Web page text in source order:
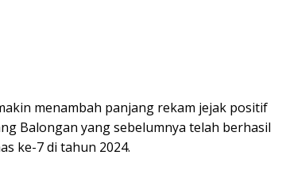
menambah panjang rekam jejak positif
Balongan yang sebelumnya telah berhasil
ke-7 di tahun 2024.